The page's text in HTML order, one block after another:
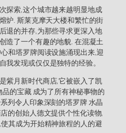
探索,这个城市越来越明显地成
炉. 斯莱克摩天大楼和繁忙的街
退的并存,为那些寻求更深入地
造了一个有趣的地貌. 在混凝土
和塔罗牌阅读设施涌现出来,迎
我发现或仅仅是独特的经验。
紫月新时代商店,它被嵌入了凯
的宝藏 成为了所有神秘事物的
列令人印象深刻的塔罗牌 水晶
的创始人德文提供个性化读物,
其成为开始精神旅程的人的避